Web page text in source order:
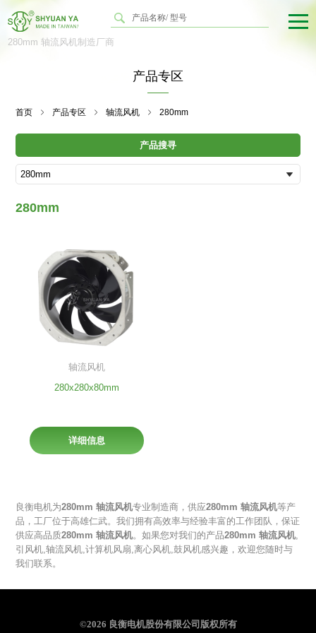
280mm 轴流风机制造厂商
产品专区
首页 产品专区 轴流风机 280mm
产品搜寻
280mm
轴流风机
280x280x80mm
详细信息
良衡电机为280mm 轴流风机专业制造商，供应280mm 轴流风机等产
品，工厂位于高雄仁武。我们拥有高效率与经验丰富的工作团队，保证
供应高品质280mm 轴流风机。如果您对我们的产品280mm 轴流风机,
引风机,轴流风机,计算机风扇,离心风机,鼓风机感兴趣，欢迎您随时与
我们联系。
©2026 良衡电机股份有限公司版权所有